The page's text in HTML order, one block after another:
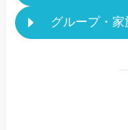
グループ・